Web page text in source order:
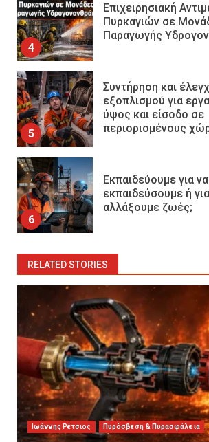
4
Επιχειρησιακή
Πυρκαγιών σε
Παραγωγής
5
Συντήρηση και
εξοπλισμού για
ύψος και είσοδο σε
περιορισμένους
6
Εκπαιδεύουμε για να
εκπαιδεύσουμε ή
αλλάξουμε ζωές;
RELATED STORIES
Ιωάννης Ρέτσιος Πυρόσβεση & Πυρασφάλεια